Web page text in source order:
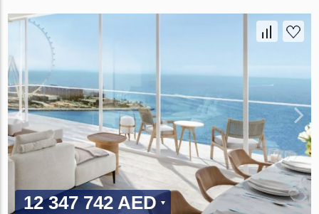
12 347 742 AED